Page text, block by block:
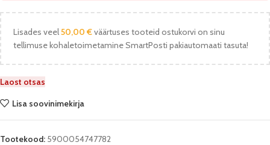
Lisades veel50,00 €väärtuses tooteid ostukorvi on sinu
tellimuse kohaletoimetamine SmartPosti pakiautomaati tasuta!
Laost otsas
Lisa soovinimekirja
Tootekood: 5900054747782